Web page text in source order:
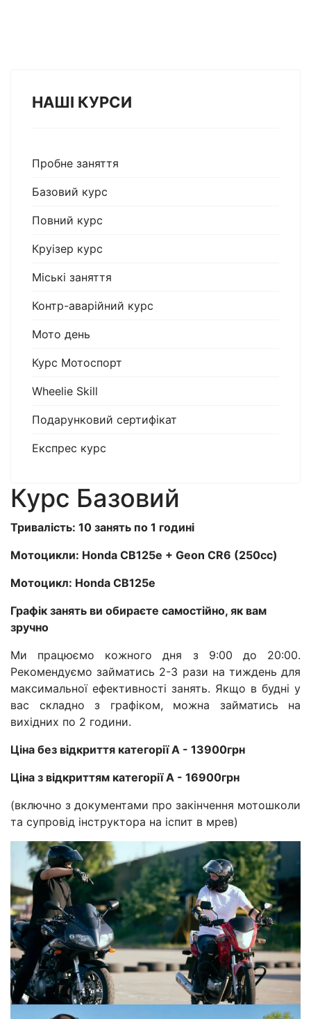
НАШІ КУРСИ
Пробне заняття
Базовий курс
Повний курс
Круізер курс
Міські заняття
Контр-аварійний курс
Мото день
Курс Мотоспорт
Wheelie Skill
Подарунковий сертифікат
Експрес курс
Курс Базовий
Тривалість: 10 занять по 1 годині
Мотоцикли: Honda CB125e + Geon CR6 (250cс)
Мотоцикл: Honda CB125е
Графік занять ви обираєте самостійно, як вам
зручно
Ми працюємо кожного дня з 9:00 до 20:00.
Рекомендуємо займатись 2-3 рази на тиждень для
максимальної ефективності занять. Якщо в будні у
вас складно з графіком, можна займатись на
вихідних по 2 години.
Ціна без відкриття категорії А - 13900грн
Ціна з відкриттям категорії А - 16900грн
(включно з документами про закінчення мотошколи
та супровід інструктора на іспит в мрев)